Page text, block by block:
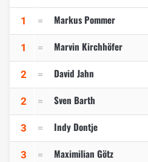
1 Markus Pommer
1 Marvin Kirchhöfer
2 David Jahn
2 Sven Barth
3 Indy Dontje
3 Maximilian Götz